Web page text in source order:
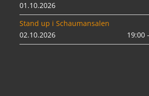
01.10.2026
Stand up i Schaumansalen
02.10.2026
19:00